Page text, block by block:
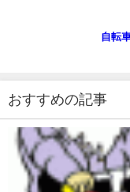
自転
おすすめの記事